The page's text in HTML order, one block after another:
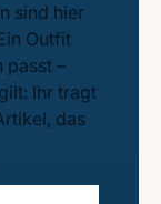
sind hier
Outfit
passt –
Ihr tragt
das